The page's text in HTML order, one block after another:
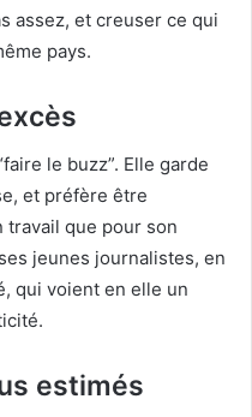
assez, et creuser ce qui
pays.
le buzz”. Elle garde
et préfère être
travail que pour son
jeunes journalistes, en
qui voient en elle un
estimés